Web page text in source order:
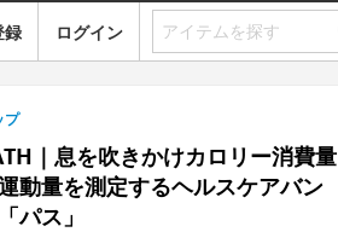
録 ログイン
プ
｜息を吹きかけカロリー消費量
動量を測定するヘルスケアバン
パス」